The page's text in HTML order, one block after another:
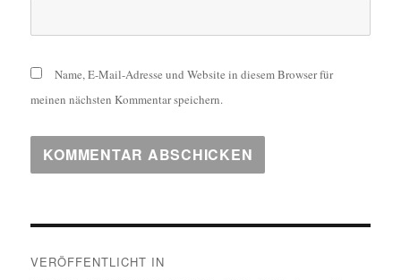
Name, E-Mail-Adresse und Website in diesem Browser für
meinen nächsten Kommentar speichern.
VERÖFFENTLICHT IN